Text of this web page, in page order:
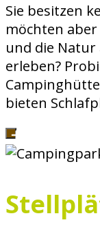
Sie besitzen
möchten
und die
erleben?
bieten